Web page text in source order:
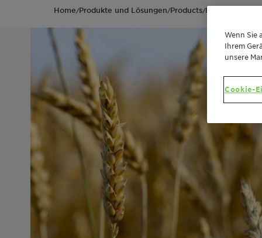
Home/Produkte und Lösungen/Products/Dispersogen™
Wenn Sie
Ihrem
unsere
Cookie-